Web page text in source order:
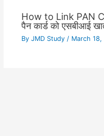
How to Link PAN
पैन कार्ड को एसबीआई
By JMD Study / March 18,